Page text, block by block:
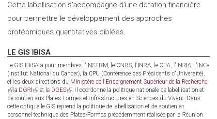
is
Cette labellisation s'accompagne d'une dotation financière
pour permettre le développement des approches
protéomiques quantitatives ciblées.
LE GIS IBISA
Le GIS IBiSA a pour membres l'INSERM, le CNRS, l'INRA, le CEA, l'INRIA, l'INCa
(Institut National du Cancer), la CPU (Conférence des Présidents d'Université),
et les deux directions du Ministère de l'Enseignement Supérieur de la Recherche
(link
is
external)
la DGRI (link
is
external)
et la DGES(link
is
external)
. Il coordonne la politique nationale de labellisation et
de soutien aux Plates-Formes et Infrastructures en Sciences du Vivant. Dans
cette optique le GIS reprend la politique de labellisation et de soutien en
personnel technique des Plates-Formes précédemment réalisée par la Réunion